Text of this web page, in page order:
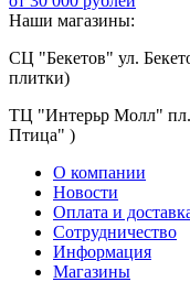
Наши магазины:
СЦ "Бекетов" ул.
плитки)
ТЦ "Интерьр Молл"
Птица" )
О компании
Новости
Оплата и
Сотрудничество
Информация
Магазины